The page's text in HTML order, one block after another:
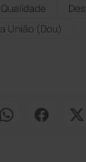
União (dou)